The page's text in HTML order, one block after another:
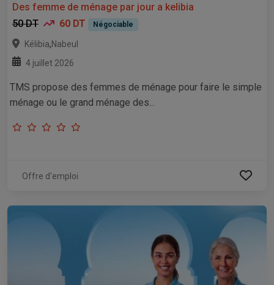
Des femme de ménage par jour a kelibia
50 DT
60 DT Négociable
Kélibia,Nabeul
4 juillet 2026
TMS propose des femmes de ménage pour faire le simple
ménage ou le grand ménage des...
Offre d'emploi